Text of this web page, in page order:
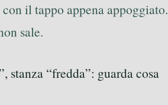
il tappo appena appoggiato.
sale.
stanza “fredda”: guarda cosa